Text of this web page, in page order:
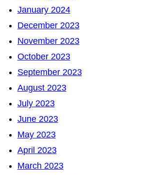
January 2024
December 2023
November 2023
October 2023
September 2023
August 2023
July 2023
June 2023
May 2023
April 2023
March 2023